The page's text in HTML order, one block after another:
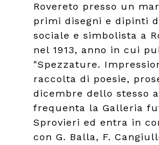
Rovereto presso un
primi disegni e dipinti
sociale e simbolista a
nel 1913, anno in cui
"Spezzature.
raccolta di poesie,
dicembre dello stesso
frequenta la Galleria
Sprovieri ed entra in
con G. Balla, F.